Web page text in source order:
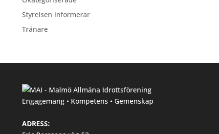
Styrelsen informerar
Tränare
Engagemang • Kompetens • Gemenskap
ADRESS: